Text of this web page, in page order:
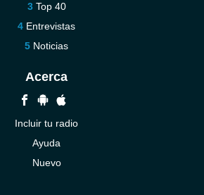
Top 40
Entrevistas
Noticias
Acerca
Incluir tu radio
Ayuda
Nuevo